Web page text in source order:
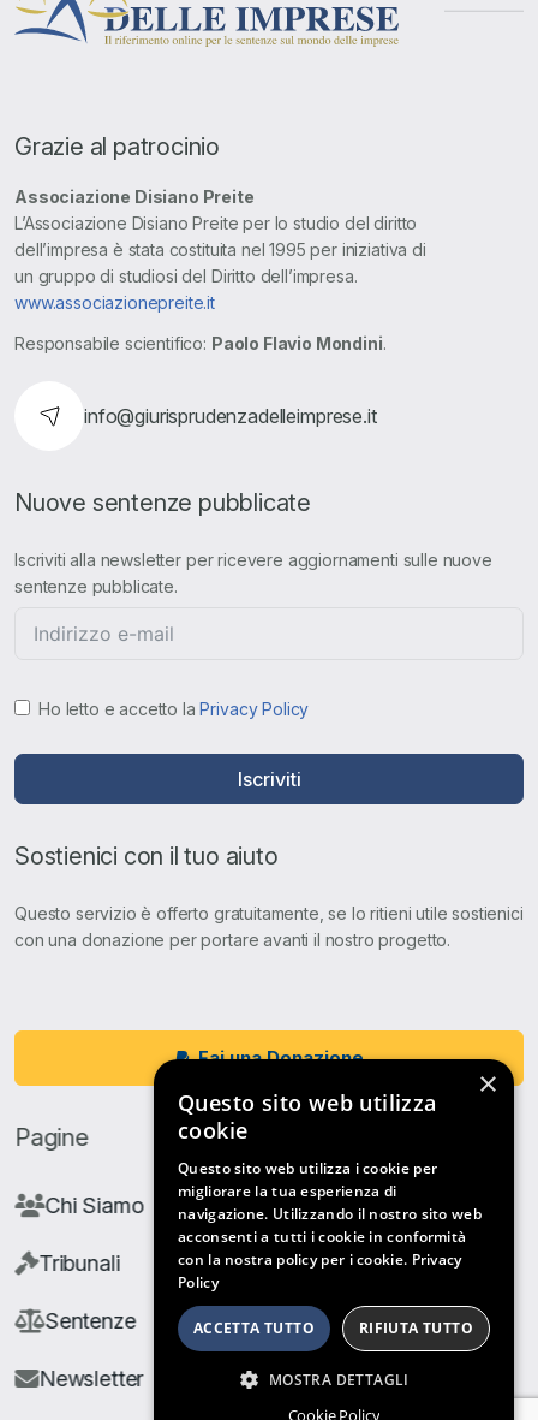
Grazie al patrocinio
Associazione Disiano Preite
L’Associazione Disiano Preite per lo studio del diritto
dell’impresa è stata costituita nel 1995 per iniziativa di
un gruppo di studiosi del Diritto dell’impresa.
www.associazionepreite.it
Responsabile scientifico: Paolo Flavio Mondini.
info@giurisprudenzadelleimprese.it
Nuove sentenze pubblicate
Iscriviti alla newsletter per ricevere aggiornamenti sulle nuove
sentenze pubblicate.
Ho letto e accetto laPrivacy Policy
Iscriviti
Sostienici con il tuo aiuto
Questo servizio è offerto gratuitamente, se lo ritieni utile sostienici
con una donazione per portare avanti il nostro progetto.
Fai una Donazione
Pagine
Chi Siamo
Tribunali
Sentenze
Newsletter
×
Questo sito web utilizza
cookie
Questo sito web utilizza i cookie per
migliorare la tua esperienza di
navigazione. Utilizzando il nostro sito web
acconsenti a tutti i cookie in conformità
con la nostra policy per i cookie. Privacy
Policy
ACCETTA TUTTO RIFIUTA TUTTO
MOSTRA DETTAGLI
Cookie Policy